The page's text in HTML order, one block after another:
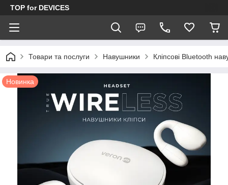
TOP for DEVICES
Товари та послуги Навушники Кліпсові Bluetooth
Новинка